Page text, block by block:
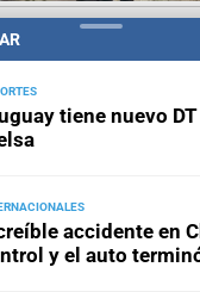
de
tratará el Senado
a un hombre
kitesurf en
de cambio y dos
tiene nuevo
accidente en
y el auto